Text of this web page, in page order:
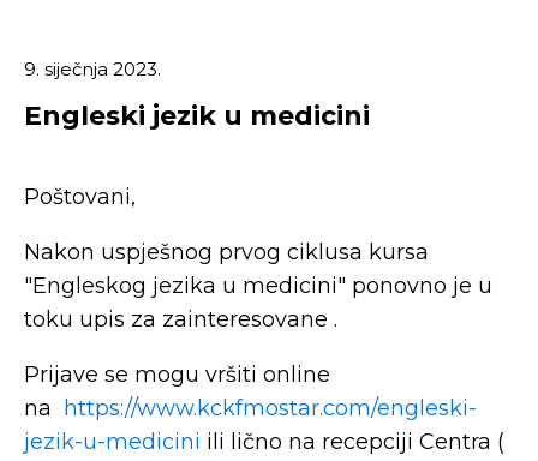
9. siječnja 2023.
Engleski jezik u medicini
Poštovani,
Nakon uspješnog prvog ciklusa kursa
"Engleskog jezika u medicini" ponovno je u
toku upis za zainteresovane .
Prijave se mogu vršiti online
na
https://www.kckfmostar.com/engleski-
jezik-u-medicini ili lično na recepciji Centra (